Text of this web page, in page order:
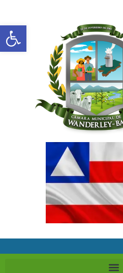
Abrir a barra